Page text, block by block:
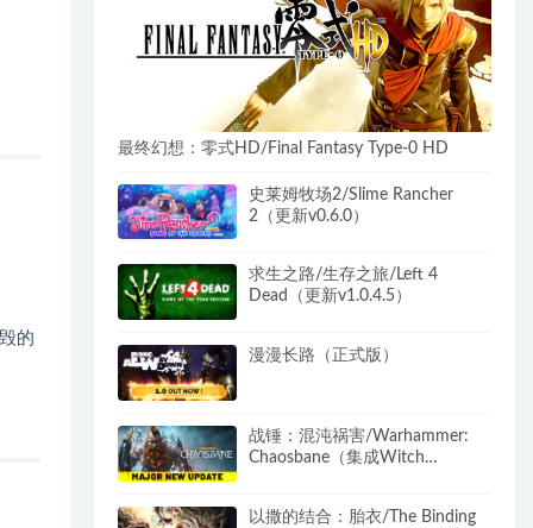
的
最终幻想：零式HD/Final Fantasy Type-0 HD
史莱姆牧场2/Slime Rancher
2（更新v0.6.0）
求生之路/生存之旅/Left 4
Dead（更新v1.0.4.5）
漫漫长路（正式版）
战锤：混沌祸害/Warhammer:
Chaosbane（集成Witch
以撒的结合：胎衣/The Binding